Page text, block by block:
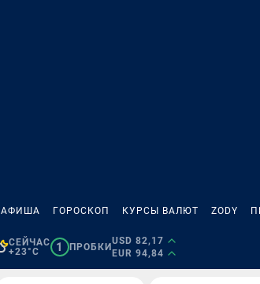
АФИША ГОРОСКОП КУРСЫ ВАЛЮТ ZODY
СЕЙЧАС
+23°C
1 ПРОБКИ
USD 82,17
EUR 94,84